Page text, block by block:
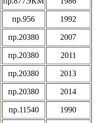
пр.956 1992
пр.20380 2007
пр.20380 2011
пр.20380 2013
пр.20380 2014
пр.11540 1990